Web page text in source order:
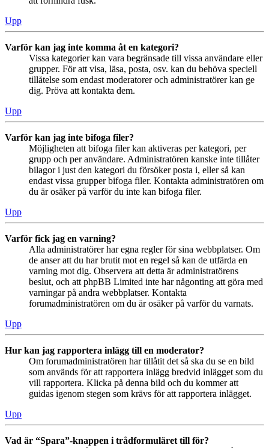
Upp
Varför kan jag inte komma åt en kategori?
Vissa kategorier kan vara begränsade till vissa användare eller
grupper. För att visa, läsa, posta, osv. kan du behöva speciell
tillåtelse som endast moderatorer och administratörer kan ge
dig. Pröva att kontakta dem.
Upp
Varför kan jag inte bifoga filer?
Möjligheten att bifoga filer kan aktiveras per kategori, per
grupp och per användare. Administratören kanske inte tillåter
bilagor i just den kategori du försöker posta i, eller så kan
endast vissa grupper bifoga filer. Kontakta administratören om
du är osäker på varför du inte kan bifoga filer.
Upp
Varför fick jag en varning?
Alla administratörer har egna regler för sina webbplatser. Om
de anser att du har brutit mot en regel så kan de utfärda en
varning mot dig. Observera att detta är administratörens
beslut, och att phpBB Limited inte har någonting att göra med
varningar på andra webbplatser. Kontakta
forumadministratören om du är osäker på varför du varnats.
Upp
Hur kan jag rapportera inlägg till en moderator?
Om forumadministratören har tillåtit det så ska du se en bild
som används för att rapportera inlägg bredvid inlägget som du
vill rapportera. Klicka på denna bild och du kommer att
guidas igenom stegen som krävs för att rapportera inlägget.
Upp
Vad är “Spara”-knappen i trådformuläret till för?